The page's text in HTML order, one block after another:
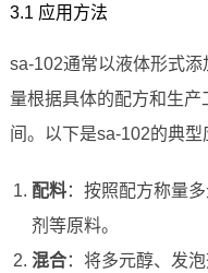
3.1 应用方法
sa-102通常以液体形式
量根据具体的配方和生
间。以下是sa-102的典型
配料：按照配方称量
剂等原料。
混合：将多元醇、发